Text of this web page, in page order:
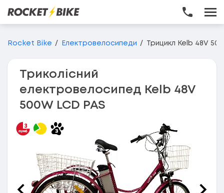
Перейти до основного вмісту
Rocket Bike Електровелосипеди Трицикл Kelb 48V
Триколісний
електровелосипед Kelb 48V
500W LCD PAS